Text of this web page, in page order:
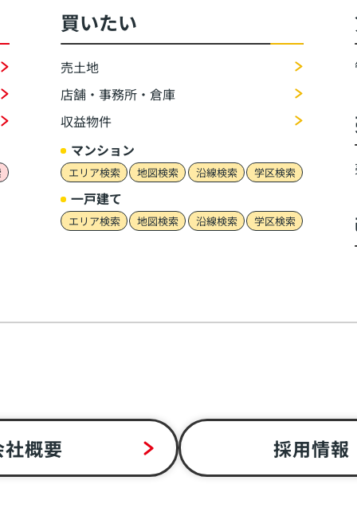
買いたい
売土地
店舗・事務所・倉庫
収益物件
マンション
エリア検索 地図検索 沿線検索 学区検索
一戸建て
エリア検索 地図検索 沿線検索 学区検索
社概要 採用情報